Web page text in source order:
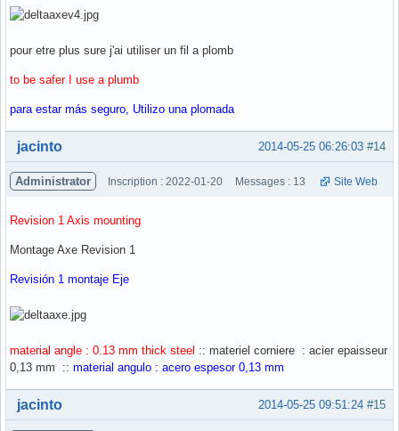
pour etre plus sure j'ai utiliser un fil a plomb
to be safer I use a plumb
para estar más seguro, Utilizo una plomada
Hors ligne #14
2014-05-25 06:26:03
jacinto
Administrator Inscription : 2022-01-20 Messages : 13 Site Web
Revision 1 Axis mounting
Montage Axe Revision 1
Revisión 1 montaje Eje
material angle : 0.13 mm thick steel :: materiel corniere : acier epaisseur
0,13 mm :: material angulo : acero espesor 0,13 mm
Hors ligne #15
2014-05-25 09:51:24
jacinto